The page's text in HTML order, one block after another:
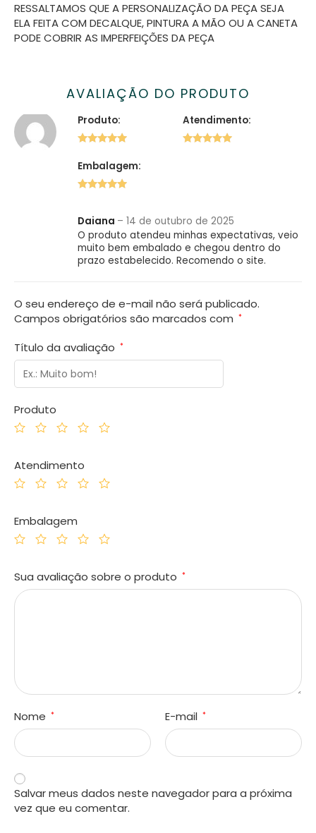
RESSALTAMOS QUE A PERSONALIZAÇÃO DA PEÇA SEJA
ELA FEITA COM DECALQUE, PINTURA A MÃO OU A CANETA
PODE COBRIR AS IMPERFEIÇÕES DA PEÇA
AVALIAÇÃO DO PRODUTO
Produto: Atendimento:
Embalagem:
Daiana – 14 de outubro de 2025
O produto atendeu minhas expectativas, veio
muito bem embalado e chegou dentro do
prazo estabelecido. Recomendo o site.
O seu endereço de e-mail não será publicado.
Campos obrigatórios são marcados com *
Título da avaliação *
Produto
Atendimento
Embalagem
Sua avaliação sobre o produto *
Nome * E-mail *
Salvar meus dados neste navegador para a próxima
vez que eu comentar.